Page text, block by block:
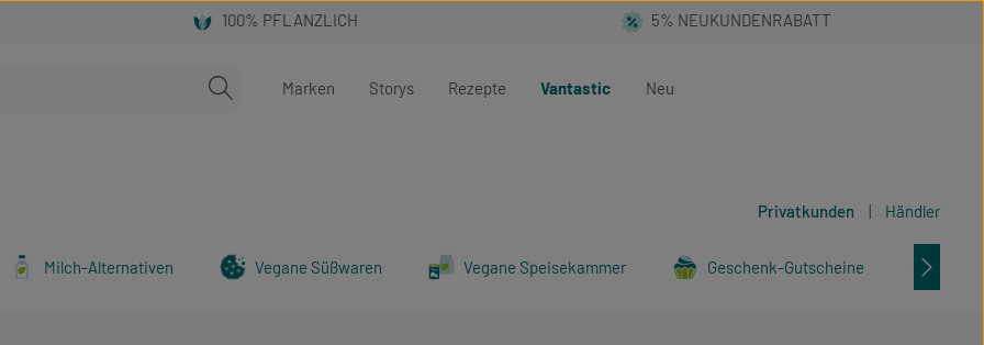
Marken
Storys Rezepte Vantastic Neu
Privatkunden | Händler
Milch-Alternativen Vegane Süßwaren Vegane Speisekammer Geschenk-Gutscheine